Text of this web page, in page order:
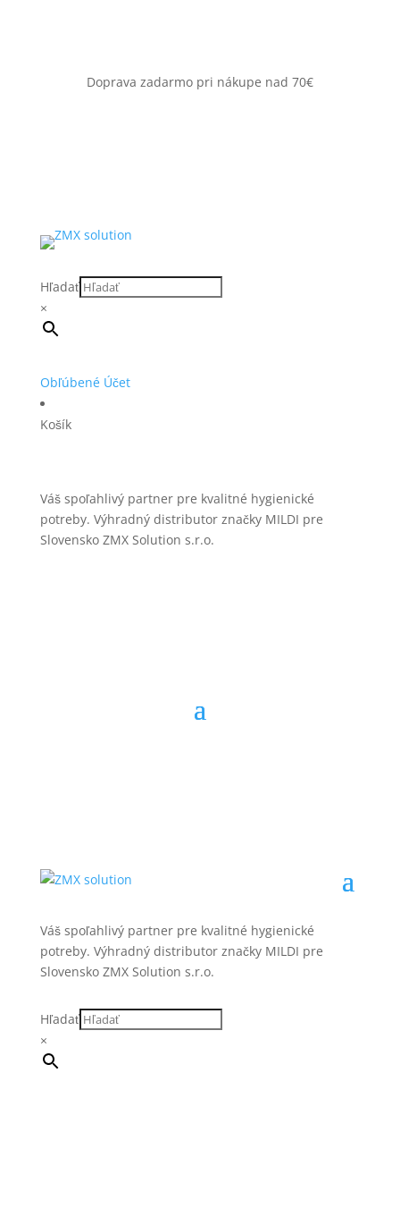
Doprava zadarmo pri nákupe nad 70€
Hľadať
×
Obľúbené Účet
Košík
Váš spoľahlivý partner pre kvalitné hygienické
potreby. Výhradný distributor značky MILDI pre
Slovensko ZMX Solution s.r.o.
Váš spoľahlivý partner pre kvalitné hygienické
potreby. Výhradný distributor značky MILDI pre
Slovensko ZMX Solution s.r.o.
Hľadať
×